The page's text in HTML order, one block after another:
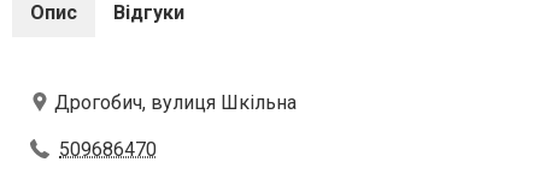
Опис Відгуки
Дрогобич, вулиця Шкільна
509686470